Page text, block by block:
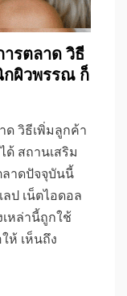
รตลาด วิธี
ผิวพรรณ ก็
ด วิธีเพิ่มลูกค้า
สถานเสริม
ลาดปัจจุบันนี้
ป เน็ตไอดอล
หล่านี้ถูกใช้
ห้ เห็นถึง